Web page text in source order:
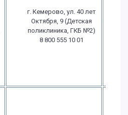
г. Кемерово, ул. 40 лет
Октября, 9 (Детская
поликлиника, ГКБ №2)
8 800 555 10 01